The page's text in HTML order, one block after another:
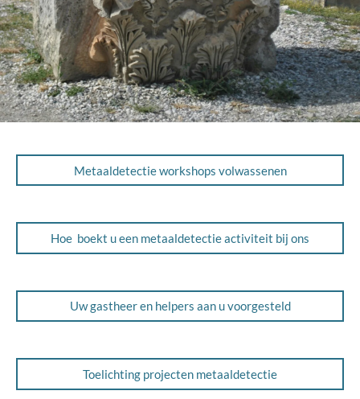
Metaaldetectie workshops volwassenen
Hoe boekt u een metaaldetectie activiteit bij ons
Uw gastheer en helpers aan u voorgesteld
Toelichting projecten metaaldetectie